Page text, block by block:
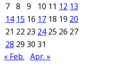
7 8 9 10 11 12 13
14 15 16 17 18 19 20
21 22 23 24 25 26 27
28 29 30 31
« Feb. Apr. »